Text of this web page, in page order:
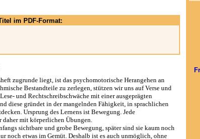
im PDF-Format:
zugrunde liegt, ist das psychomotorische Herangehen an
Bestandteile zu zerlegen, stützen wir uns auf Verse und
und Rechtschreibschwäche mit einer ausgeprägten
diese gründet in der mangelnden Fähigkeit, in sprachlichen
Ursprung des Lernens ist Bewegung. Jede
mit körperlichen Übungen.
sichtbare und grobe Bewegung, später sind sie kaum noch
noch etwas im Gemüt. Deshalb ist es auch unmöglich, ohne